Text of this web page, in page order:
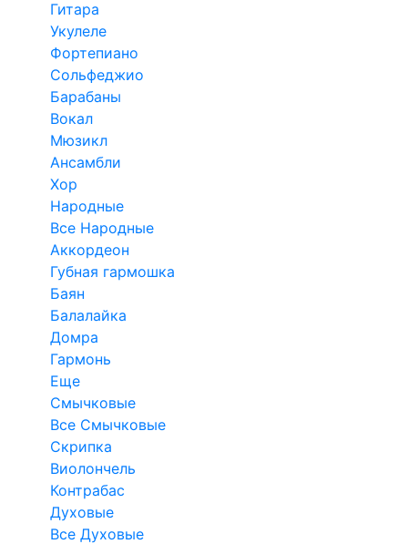
Гитара
Укулеле
Фортепиано
Сольфеджио
Барабаны
Вокал
Мюзикл
Ансамбли
Хор
Народные
Все Народные
Аккордеон
Губная гармошка
Баян
Балалайка
Домра
Гармонь
Еще
Смычковые
Все Смычковые
Скрипка
Виолончель
Контрабас
Духовые
Все Духовые